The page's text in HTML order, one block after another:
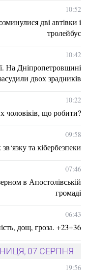
10:52
дві автівки і
тролейбус
10:42
На Дніпропетровщині
двох зрадників
10:22
чоловіків, що робити?
09:58
та кібербезпеки
07:46
в Апостолівській
громаді
06:43
дощ, гроза. +23+36
07 СЕРПНЯ
19:56